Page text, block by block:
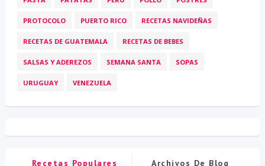
PROTOCOLO PUERTO RICO RECETAS NAVIDEÑAS
RECETAS DE GUATEMALA RECETAS DE BEBES
SALSAS Y ADEREZOS SEMANA SANTA SOPAS
URUGUAY VENEZUELA
Recetas Populares Archivos De Blog